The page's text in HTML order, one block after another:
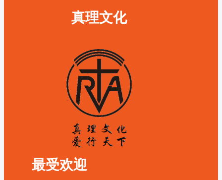
真理文化
最受欢迎